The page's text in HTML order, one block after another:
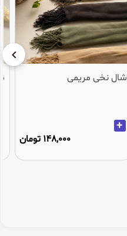
شال نخی مریمی
+
148,000 تومان